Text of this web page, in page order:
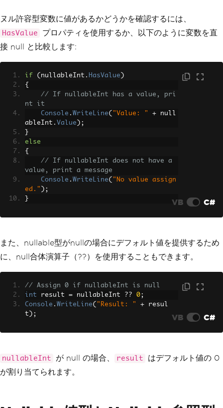
ヌル許容型変数に値があるかどうかを確認するには、
HasValue
プロパティを使用するか、以下のように変数を直
接 null と比較します:
if ( nullableInt . HasValue )
{
// If nullableInt has a value, pri
nt it
Console . WriteLine( "Value: " + null
ableInt . Value );
}
else
{
// If nullableInt does not have a
value, print a message
Console . WriteLine( "No value assign
ed." );
}
VB C#
また、nullable型がnullの場合にデフォルト値を提供するため
に、null合体演算子（??）を使用することもできます。
// Assign 0 if nullableInt is null
int result = nullableInt ?? 0;
Console . WriteLine( "Result: " + resul
t ); VB C#
nullableInt が null の場合、 result
はデフォルト値の 0
が割り当てられます。